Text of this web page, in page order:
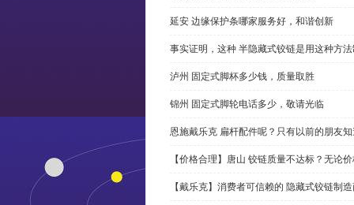
延安 边缘保护条哪家服务好，和谐创新
事实证明，这种 半隐藏式铰链是用这种方
泸州 固定式脚杯多少钱，质量取胜
锦州 固定式脚轮电话多少，敬请光临
恩施戴乐克 扁杆配件呢？只有以前的朋友
【价格合理】唐山 铰链质量不达标？无论
【戴乐克】消费者可信赖的 隐藏式铰链制